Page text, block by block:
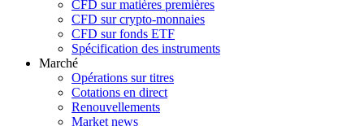
CFD sur matières premières
CFD sur crypto-monnaies
CFD sur fonds ETF
Spécification des instruments
Marché
Opérations sur titres
Cotations en direct
Renouvellements
Market news